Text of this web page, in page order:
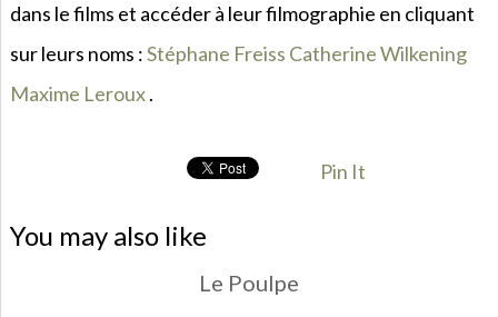
dans le films et accéder à leur filmographie en cliquant
sur leurs noms :Stéphane Freiss Catherine Wilkening
Maxime Leroux.
Pin It
You may also like
Le Poulpe